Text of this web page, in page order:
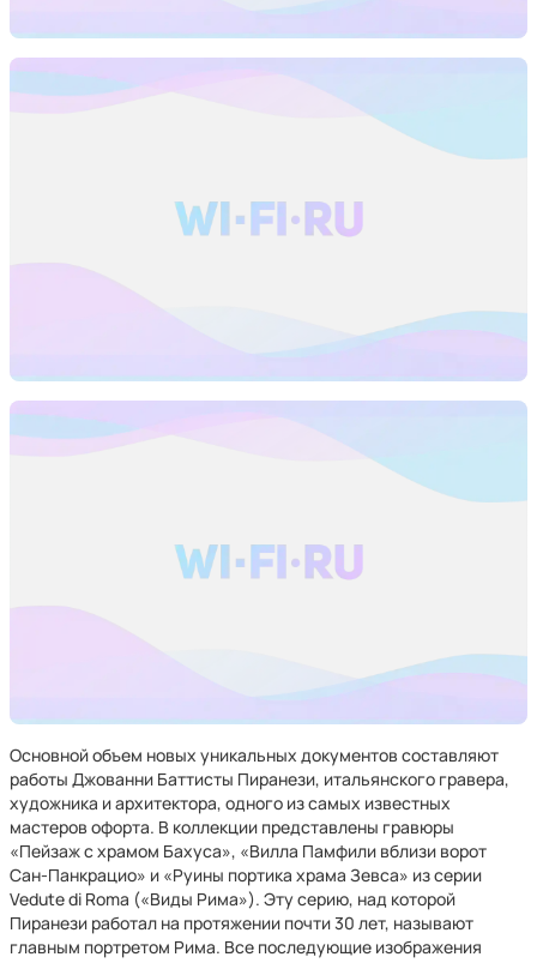
Основной объем новых уникальных документов составляют
работы Джованни Баттисты Пиранези, итальянского гравера,
художника и архитектора, одного из самых известных
мастеров офорта. В коллекции представлены гравюры
«Пейзаж с храмом Бахуса», «Вилла Памфили вблизи ворот
Сан-Панкрацио» и «Руины портика храма Зевса» из серии
Vedute di Roma («Виды Рима»). Эту серию, над которой
Пиранези работал на протяжении почти 30 лет, называют
главным портретом Рима. Все последующие изображения